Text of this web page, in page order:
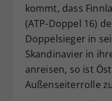
kommt, dass
(ATP-Doppel 16)
Doppelsieger in
Skandinavier in
anreisen, so ist
Außenseiterrolle